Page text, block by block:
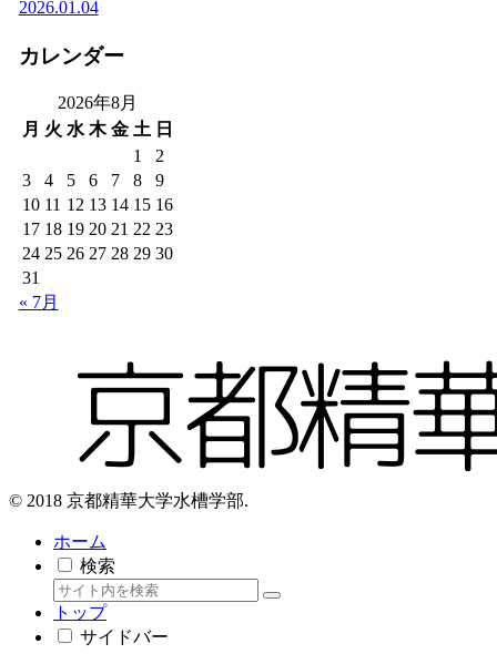
2026.01.04
カレンダー
2026年8月
月 火 水 木 金 土 日
1
2
3
4 5 6 7 8
9
10 11 12 13 14 15 16
17 18 19 20 21 22 23
24 25 26 27 28 29 30
31
« 7月
© 2018 京都精華大学水槽学部.
ホーム
検索
トップ
サイドバー